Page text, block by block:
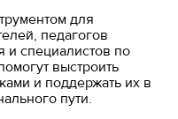
для
педагогов
и специалистов по
выстроить
и поддержать их в
пути.